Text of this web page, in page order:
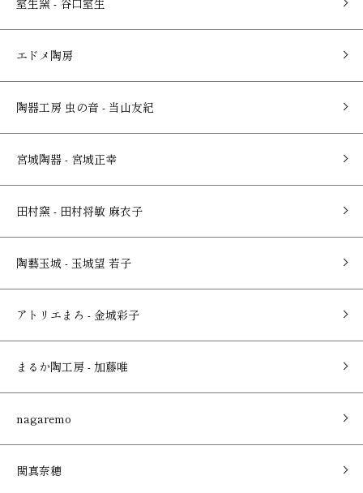
エドメ陶房
陶器工房 虫の音 - 当山友紀
宮城陶器 - 宮城正幸
田村窯 - 田村将敏 麻衣子
陶藝玉城 - 玉城望 若子
アトリエまろ - 金城彩子
まるか陶工房 - 加藤唯
nagaremo
関真奈穂